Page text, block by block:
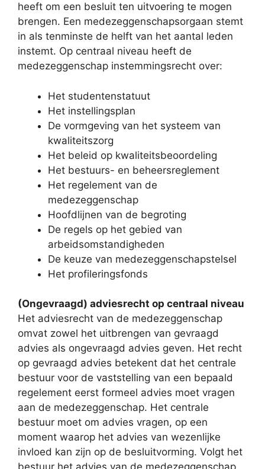
heeft om een besluit ten uitvoering te mogen
brengen. Een medezeggenschapsorgaan stemt
in als tenminste de helft van het aantal leden
instemt. Op centraal niveau heeft de
medezeggenschap instemmingsrecht over:
Het studentenstatuut
Het instellingsplan
De vormgeving van het systeem van
kwaliteitszorg
Het beleid op kwaliteitsbeoordeling
Het bestuurs- en beheersreglement
Het regelement van de
medezeggenschap
Hoofdlijnen van de begroting
De regels op het gebied van
arbeidsomstandigheden
De keuze van medezeggenschapstelsel
Het profileringsfonds
(Ongevraagd) adviesrecht op centraal niveau
Het adviesrecht van de medezeggenschap
omvat zowel het uitbrengen van gevraagd
advies als ongevraagd advies geven. Het recht
op gevraagd advies betekent dat het centrale
bestuur voor de vaststelling van een bepaald
regelement eerst formeel advies moet vragen
aan de medezeggenschap. Het centrale
bestuur moet om advies vragen, op een
moment waarop het advies van wezenlijke
invloed kan zijn op de besluitvorming. Volgt het
bestuur het advies van de medezeggenschap